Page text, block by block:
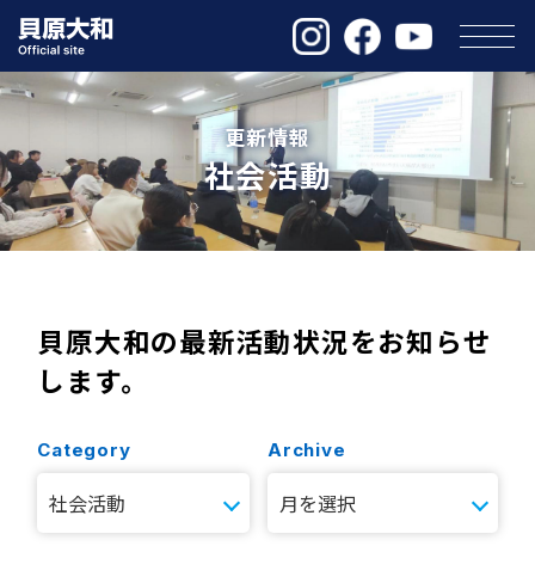
更新情報
社会活動
貝原大和の最新活動状況をお知らせ
します。
Category Archive